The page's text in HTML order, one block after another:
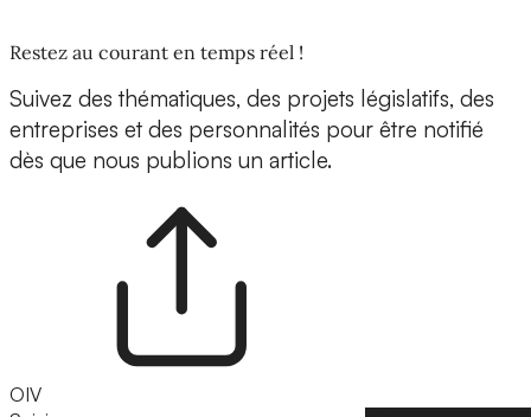
Restez au courant en temps réel !
Suivez des thématiques, des projets législatifs, des
entreprises et des personnalités pour être notifié
dès que nous publions un article.
OIV